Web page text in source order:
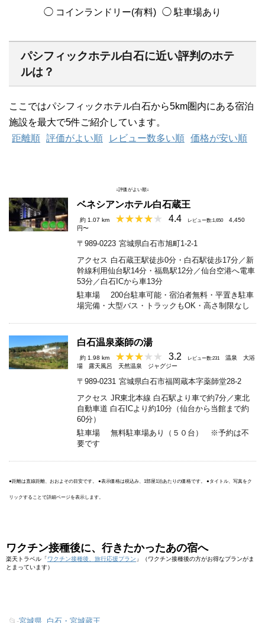
◯ コインランドリー(有料) ◯ 駐車場あり
パシフィックホテル白石に近い評判のホテ
ルは？
ここではパシフィックホテル白石から5km圏内にある宿泊
施設を最大で5件ご紹介しています。
距離順 評価がよい順 レビュー数多い順 価格が安い順
↓評価がよい順↓
ベネシアンホテル白石蔵王
約 1.07 km 4.4 レビュー数:1,650
4,450
円〜
〒989-0223 宮城県白石市旭町1-2-1
アクセス 白石蔵王駅徒歩0分・白石駅徒歩17分／新
幹線利用仙台駅14分・福島駅12分／仙台空港へ電車
53分／白石ICから車13分
駐車場
200台駐車可能・宿泊者無料・平置き駐車
場完備・大型バス・トラックもOK・高さ制限なし
白石温泉薬師の湯
約 1.98 km 3.2 レビュー数:231 温泉
大浴
場
露天風呂 天然温泉 ジャグジー
〒989-0231 宮城県白石市福岡蔵本字薬師堂28-2
アクセス JR東北本線 白石駅より車で約7分／東北
自動車道 白石ICより約10分（仙台から当館まで約
60分）
駐車場
無料駐車場あり（５０台） ※予約は不
要です
●距離は直線距離、おおよその目安です。 ●表示価格は税込み、1部屋1泊あたりの価格です。 ●タイトル、写真をク
リックすることで詳細ページを表示します。
ワクチン接種後に、行きたかったあの宿へ
楽天トラベル「ワクチン接種後、旅行応援プラン 」（ワクチン接種後の方がお得なプランがま
とまっています）
📂-宮城県 白石・宮城蔵王